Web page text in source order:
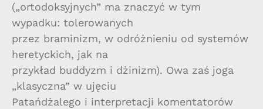
(„ortodoksyjnych” ma znaczyć w tym
wypadku: tolerowanych
przez braminizm, w odróżnieniu od systemów
heretyckich, jak na
przykład buddyzm i dżinizm). Owa zaś joga
„klasyczna” w ujęciu
Patańdżalego i interpretacji komentatorów